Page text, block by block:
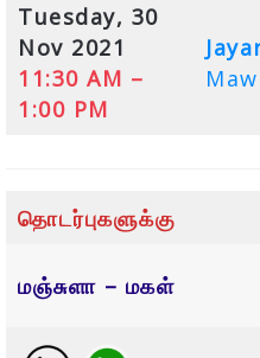
Tuesday, 30
Nov 2021
11:30 AM –
1:00 PM
தொடர்புகளுக்கு
மஞ்சுளா – மகள்